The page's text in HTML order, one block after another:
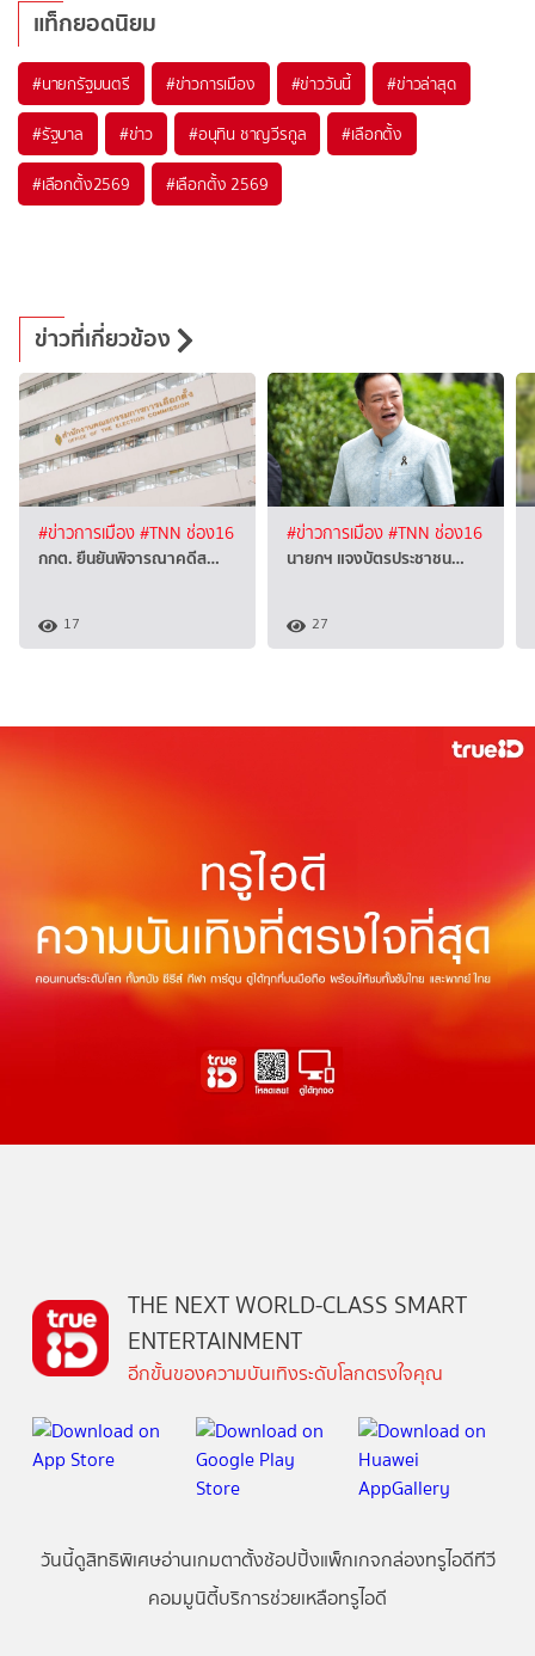
แท็กยอดนิยม
#นายกรัฐมนตรี #ข่าวการเมือง #ข่าววันนี้ #ข่าวล่าสุด
#รัฐบาล #ข่าว #อนุทิน ชาญวีรกูล #เลือกตั้ง
#เลือกตั้ง2569 #เลือกตั้ง 2569
ข่าวที่เกี่ยวข้อง
#ข่าวการเมือง#TNN ช่อง16
กกต. ยืนยันพิจารณาคดีส…
17
#ข่าวการเมือง#TNN ช่อง16
นายกฯ แจงบัตรประชาชน…
27
THE NEXT WORLD-CLASS SMART
ENTERTAINMENT
อีกขั้นของความบันเทิงระดับโลกตรงใจคุณ
วันนี้ดูสิทธิพิเศษอ่านเกมตาตั้งช้อปปิ้งแพ็กเกจกล่องทรูไอดีทีวี
คอมมูนิตี้บริการช่วยเหลือทรูไอดี